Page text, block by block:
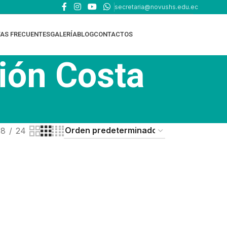
secretaria@novushs.edu.ec
FRECUENTESGALERÍABLOGCONTACTOS
Costa
24